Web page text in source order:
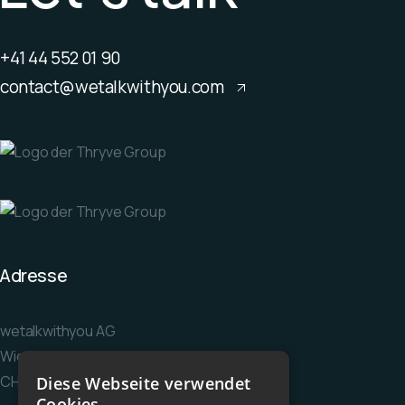
+41 44 552 01 90
contact@wetalkwithyou.com
Adresse
wetalkwithyou AG
Wiesenstrasse 36
CH-8952 Schlieren
Diese Webseite verwendet